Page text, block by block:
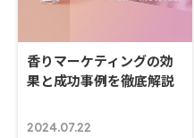
香りマーケティングの効
果と成功事例を徹底解説
2024.07.22